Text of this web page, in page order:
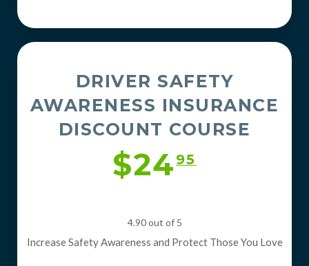
DRIVER SAFETY
AWARENESS INSURANCE
DISCOUNT COURSE
$2495
4.90 out of 5
Increase Safety Awareness and Protect Those You Love